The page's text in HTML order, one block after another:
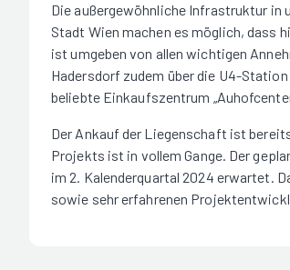
Die außergewöhnliche Infrastruktur in
Stadt Wien machen es möglich, dass
ist umgeben von allen wichtigen
Hadersdorf zudem über die U4-
beliebte Einkaufszentrum
Der Ankauf der Liegenschaft ist
Projekts ist in vollem Gange. Der
im 2. Kalenderquartal 2024 erwartet.
sowie sehr erfahrenen